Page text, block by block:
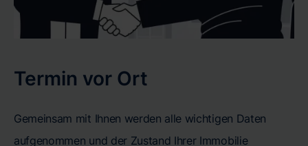
Termin vor Ort
Gemeinsam mit Ihnen werden alle wichtigen Daten
aufgenommen und der Zustand Ihrer Immobilie